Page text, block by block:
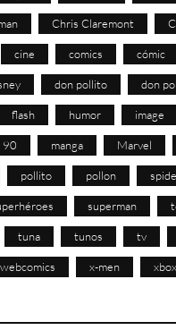
Chris Claremont
cine comics cómic
don pollito don
flash humor image
90 manga Marvel
pollito pollon
superman
tuna tunos tv
webcomics x-men xbox